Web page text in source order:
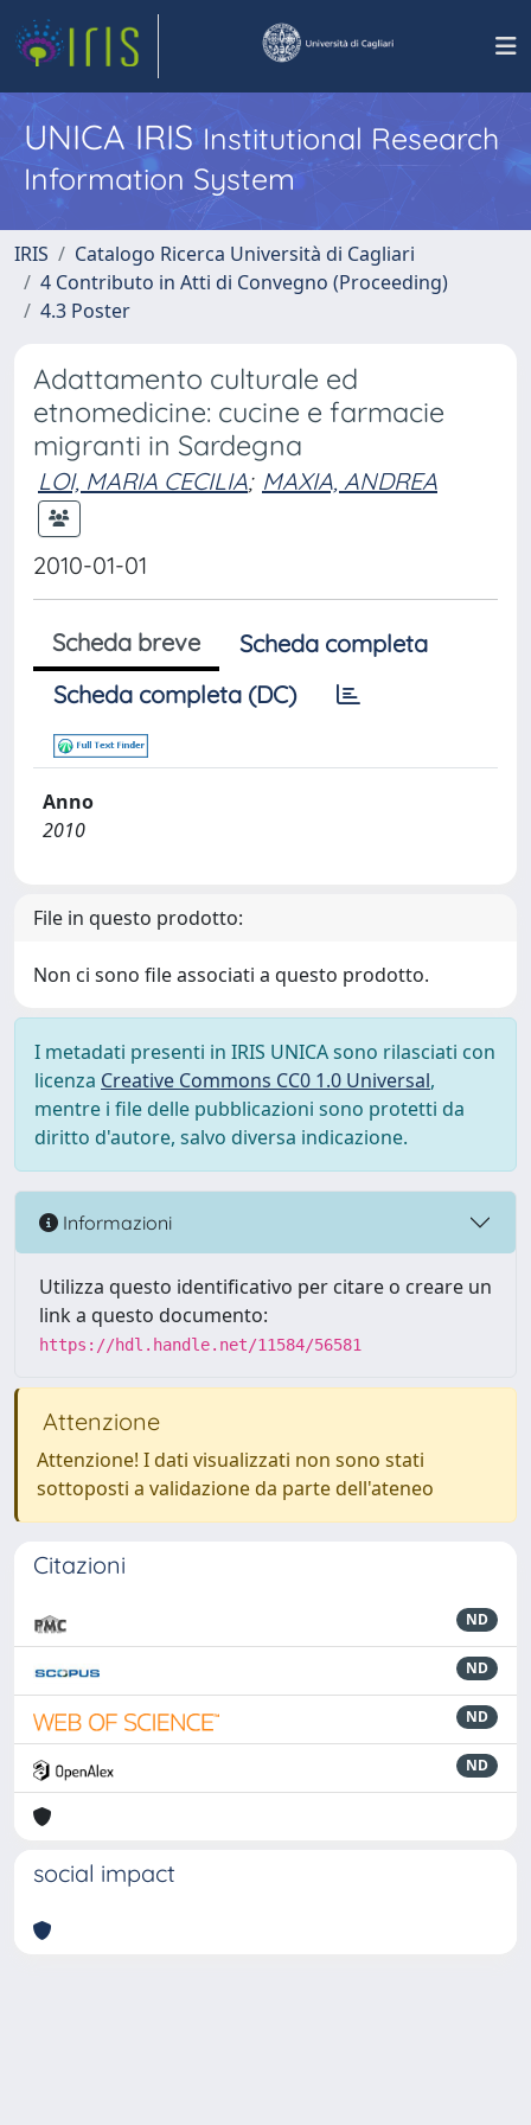
UNICA IRISInstitutional Research
Information System
IRIS
Catalogo Ricerca Università di Cagliari
4 Contributo in Atti di Convegno (Proceeding)
4.3 Poster
Adattamento culturale ed
etnomedicine: cucine e farmacie
migranti in Sardegna
LOI, MARIA CECILIA; MAXIA, ANDREA
2010-01-01
Scheda breve
Scheda completa
Scheda completa (DC)
Anno
2010
File in questo prodotto:
Non ci sono file associati a questo prodotto.
I metadati presenti in IRIS UNICA sono rilasciati con
licenza Creative Commons CC0 1.0 Universal,
mentre i file delle pubblicazioni sono protetti da
diritto d'autore, salvo diversa indicazione.
Informazioni
Utilizza questo identificativo per citare o creare un
link a questo documento:
https://hdl.handle.net/11584/56581
Attenzione
Attenzione! I dati visualizzati non sono stati
sottoposti a validazione da parte dell'ateneo
Citazioni
ND
ND
ND
ND
social impact